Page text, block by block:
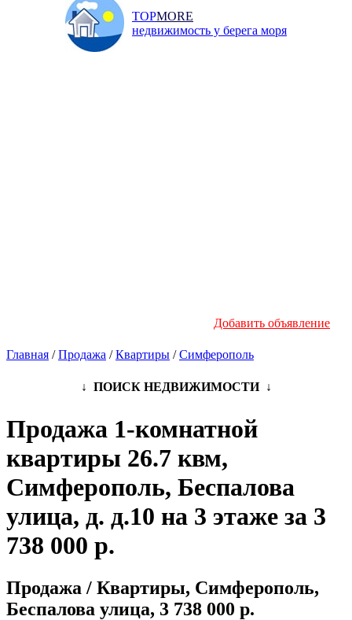
TOPMORE
недвижимость у берега моря
Добавить объявление
Главная /Продажа /Квартиры /Симферополь
↓ ПОИСК НЕДВИЖИМОСТИ ↓
Продажа 1-комнатной
квартиры 26.7 квм,
Симферополь, Беспалова
улица, д. д.10 на 3 этаже за 3
738 000 р.
Продажа / Квартиры, Симферополь,
Беспалова улица, 3 738 000 р.